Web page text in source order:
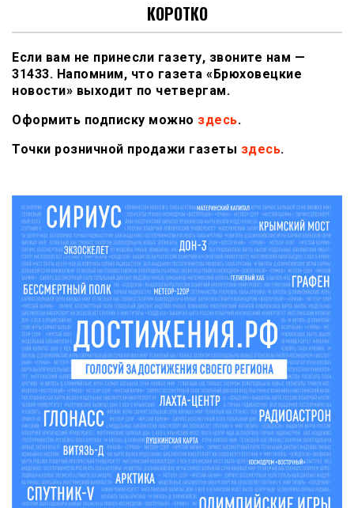
КОРОТКО
Если вам не принесли газету, звоните нам —
31433. Напомним, что газета «Брюховецкие
новости» выходит по четвергам.
Оформить подписку можно здесь.
Точки розничной продажи газеты здесь.